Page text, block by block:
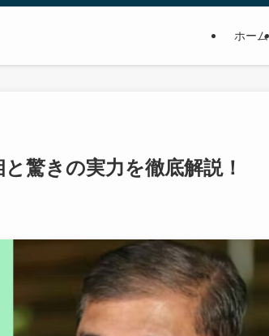
ホーム
驚きの実力を徹底解説！